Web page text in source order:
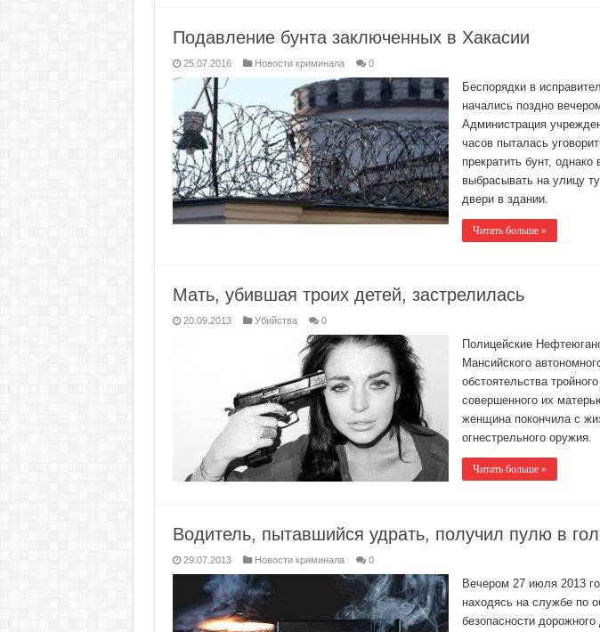
Подавление бунта заключенных в Хакасии
25.07.2016 Новости криминала 0
Беспорядки в
начались поздно
Администрация
часов пыталась
прекратить бунт, однако
выбрасывать на улицу
двери в здании.
Читать больше »
Мать, убившая троих детей, застрелилась
20.09.2013 Убийства 0
Полицейские
Мансийского
обстоятельства
совершенного их
женщина покончила с
огнестрельного оружия.
Читать больше »
Водитель, пытавшийся удрать, получил пулю в
29.07.2013 Новости криминала 0
Вечером 27 июля 2013
находясь на службе по
безопасности